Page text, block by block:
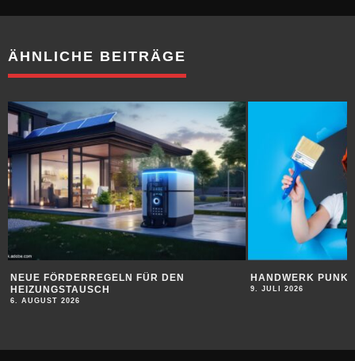
ÄHNLICHE BEITRÄGE
HANDWERK PUNKTET BEI JUGENDLICHEN
9. JULI 2026